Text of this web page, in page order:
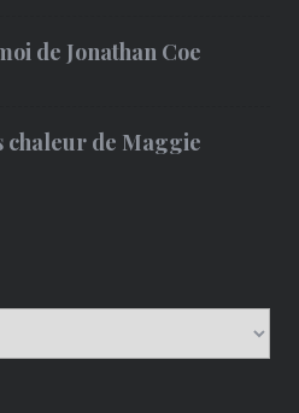
de Jonathan Coe
chaleur de Maggie